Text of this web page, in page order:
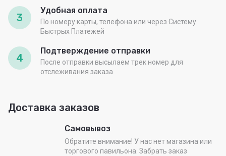
3
Удобная оплата
По номеру карты, телефона или через Систему
Быстрых Платежей
4
Подтверждение отправки
После отправки высылаем трек номер для
отслеживания заказа
Доставка заказов
Самовывоз
Обратите внимание! У нас нет магазина или
торгового павильона. Забрать заказ